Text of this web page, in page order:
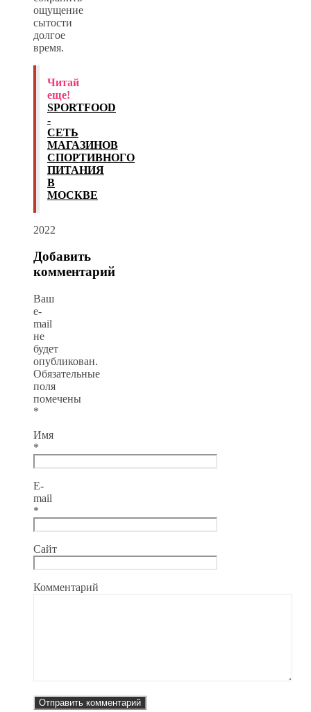
ощущение
сытости
долгое
время.
Читай
еще!
SPORTFOOD
-
СЕТЬ
МАГАЗИНОВ
СПОРТИВНОГО
ПИТАНИЯ
В
МОСКВЕ
2022
Добавить
комментарий
Ваш
e-
mail
не
будет
опубликован.
Обязательные
поля
помечены
*
Имя
*
E-
mail
*
Сайт
Комментарий